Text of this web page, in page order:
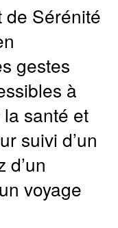
de Sérénité
gestes
à
santé et
suivi d’un
d’un
voyage